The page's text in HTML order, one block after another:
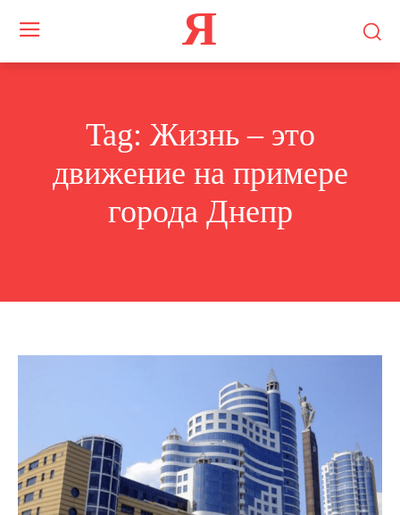
Я
Tag: Жизнь – это
движение на примере
города Днепр